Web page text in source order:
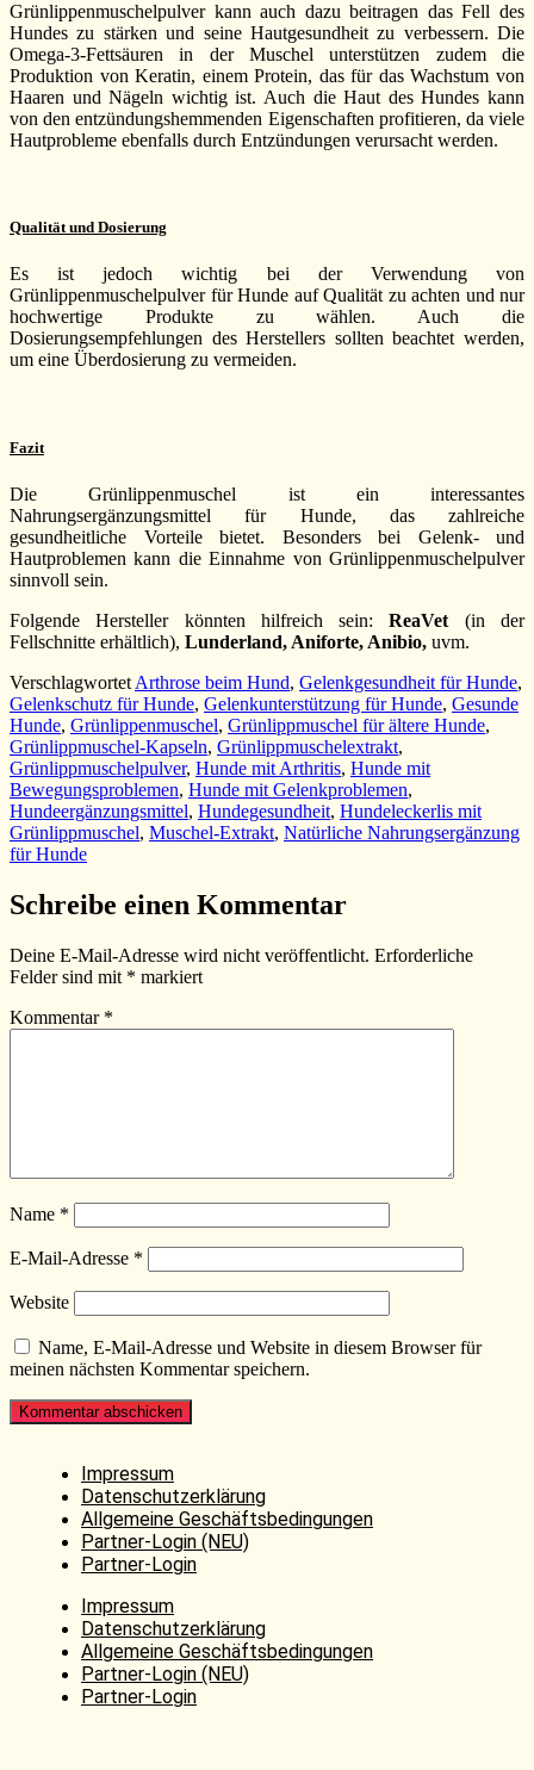
Grünlippenmuschelpulver kann auch dazu beitragen das Fell des
Hundes zu stärken und seine Hautgesundheit zu verbessern. Die
Omega-3-Fettsäuren in der Muschel unterstützen zudem die
Produktion von Keratin, einem Protein, das für das Wachstum von
Haaren und Nägeln wichtig ist. Auch die Haut des Hundes kann
von den entzündungshemmenden Eigenschaften profitieren, da viele
Hautprobleme ebenfalls durch Entzündungen verursacht werden.
Qualität und Dosierung
Es ist jedoch wichtig bei der Verwendung von
Grünlippenmuschelpulver für Hunde auf Qualität zu achten und nur
hochwertige Produkte zu wählen. Auch die
Dosierungsempfehlungen des Herstellers sollten beachtet werden,
um eine Überdosierung zu vermeiden.
Fazit
Die Grünlippenmuschel ist ein interessantes
Nahrungsergänzungsmittel für Hunde, das zahlreiche
gesundheitliche Vorteile bietet. Besonders bei Gelenk- und
Hautproblemen kann die Einnahme von Grünlippenmuschelpulver
sinnvoll sein.
Folgende Hersteller könnten hilfreich sein:ReaVet (in der
Fellschnitte erhältlich), Lunderland, Aniforte, Anibio, uvm.
Verschlagwortet Arthrose beim Hund, Gelenkgesundheit für Hunde,
Gelenkschutz für Hunde, Gelenkunterstützung für Hunde, Gesunde
Hunde, Grünlippenmuschel, Grünlippmuschel für ältere Hunde,
Grünlippmuschel-Kapseln, Grünlippmuschelextrakt,
Grünlippmuschelpulver, Hunde mit Arthritis, Hunde mit
Bewegungsproblemen, Hunde mit Gelenkproblemen,
Hundeergänzungsmittel, Hundegesundheit, Hundeleckerlis mit
Grünlippmuschel, Muschel-Extrakt, Natürliche Nahrungsergänzung
für Hunde
Schreibe einen Kommentar
Deine E-Mail-Adresse wird nicht veröffentlicht. Erforderliche
Felder sind mit * markiert
Kommentar *
Name *
E-Mail-Adresse *
Website
Name, E-Mail-Adresse und Website in diesem Browser für
meinen nächsten Kommentar speichern.
Impressum
Datenschutzerklärung
Allgemeine Geschäftsbedingungen
Partner-Login (NEU)
Partner-Login
Impressum
Datenschutzerklärung
Allgemeine Geschäftsbedingungen
Partner-Login (NEU)
Partner-Login